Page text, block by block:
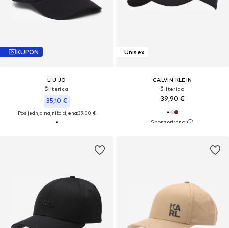
KUPON
LIU JO
Šilterica
35,10 €
Posljednja najniža cijena:39,00 €
Unisex
CALVIN KLEIN
Šilterica
39,90 €